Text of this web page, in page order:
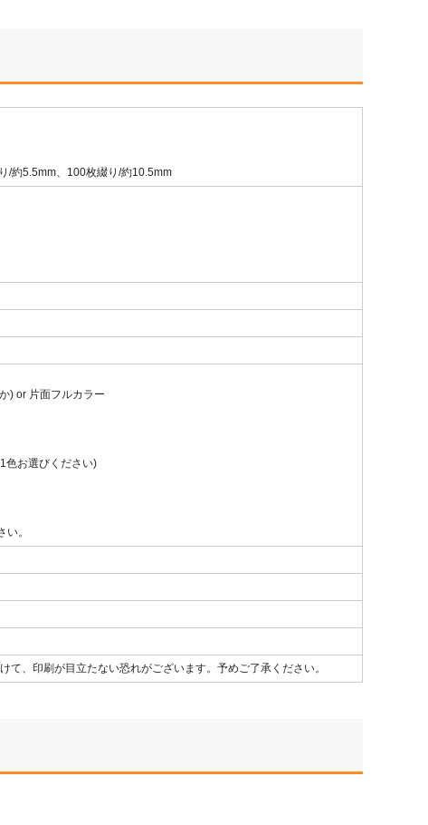
/約5.5mm、100枚綴り/約10.5mm
) or 片面フルカラー
色お選びください)
。
、印刷が目立たない恐れがございます。予めご了承ください。